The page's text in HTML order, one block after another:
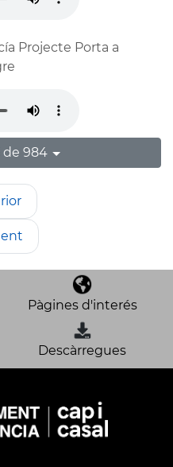
Projecte Porta a
de 984
Pàgines d'interés
Descàrregues